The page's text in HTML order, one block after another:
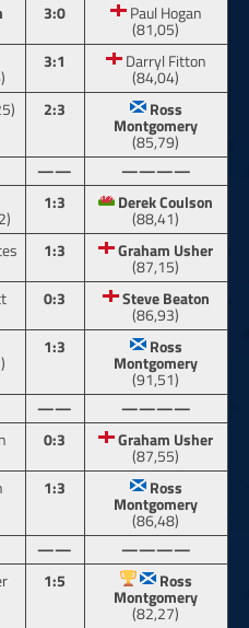
3:0 Paul Hogan
(81,05)
3:1 Darryl Fitton
(84,04)
2:3 Ross
Montgomery
(85,79)
——
————
1:3 Derek Coulson
(88,41)
1:3 Graham Usher
(87,15)
0:3 Steve Beaton
(86,93)
1:3 Ross
Montgomery
(91,51)
——
————
0:3 Graham Usher
(87,55)
1:3 Ross
Montgomery
(86,48)
——
————
1:5 Ross
Montgomery
(82,27)